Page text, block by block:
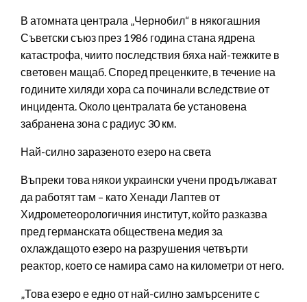
В атомната централа „Чернобил“ в някогашния
Съветски съюз през 1986 година стана ядрена
катастрофа, чиито последствия бяха най-тежките в
световен мащаб. Според преценките, в течение на
годините хиляди хора са починали вследствие от
инцидента. Около централата бе установена
забранена зона с радиус 30 км.
Най-силно заразеното езеро на света
Въпреки това някои украински учени продължават
да работят там – като Хенади Лаптев от
Хидрометеорологичния институт, който разказва
пред германската обществена медия за
охлаждащото езеро на разрушения четвърти
реактор, което се намира само на километри от него.
„Това езеро е едно от най-силно замърсените с